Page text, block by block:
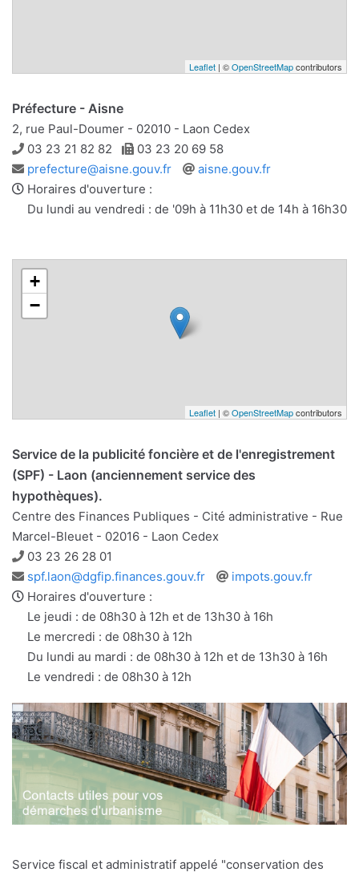
Leaflet | ©OpenStreetMapcontributors
Préfecture - Aisne
2, rue Paul-Doumer - 02010 - Laon Cedex
Téléphone
03 23 21 82 82 Télécopie
03 23 20 69 58
Adresse
e-
mail
prefecture@aisne.gouv.fr
Site
aisne.gouv.fr
Horaires d'ouverture :
Du lundi au vendredi : de '09h à 11h30 et de 14h à 16h30
+
−
Leaflet | ©OpenStreetMapcontributors
Service de la publicité foncière et de l'enregistrement
(SPF) - Laon (anciennement service des
hypothèques).
Centre des Finances Publiques - Cité administrative - Rue
Marcel-Bleuet - 02016 - Laon Cedex
Téléphone
03 23 26 28 01
Adresse
e-
mail
spf.laon@dgfip.finances.gouv.fr
Site
impots.gouv.fr
Horaires d'ouverture :
Le jeudi : de 08h30 à 12h et de 13h30 à 16h
Le mercredi : de 08h30 à 12h
Du lundi au mardi : de 08h30 à 12h et de 13h30 à 16h
Le vendredi : de 08h30 à 12h
Service fiscal et administratif appelé "conservation des